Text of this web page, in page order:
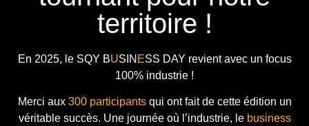
territoire !
En 2025, le SQY BUSIN ESS DAY revient avec un focus
100% industrie !
Merci aux 300 participantsqui ont fait de cette édition un
véritable succès. Une journée où l’industrie, le business